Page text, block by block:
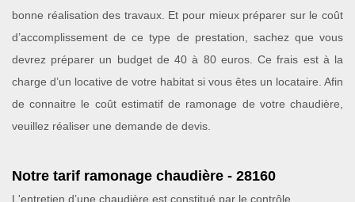
bonne réalisation des travaux. Et pour mieux préparer sur le coût
d’accomplissement de ce type de prestation, sachez que vous
devrez préparer un budget de 40 à 80 euros. Ce frais est à la
charge d’un locative de votre habitat si vous êtes un locataire. Afin
de connaitre le coût estimatif de ramonage de votre chaudière,
veuillez réaliser une demande de devis.
Notre tarif ramonage chaudière - 28160
L'entretien d’une chaudière est constitué par le contrôle